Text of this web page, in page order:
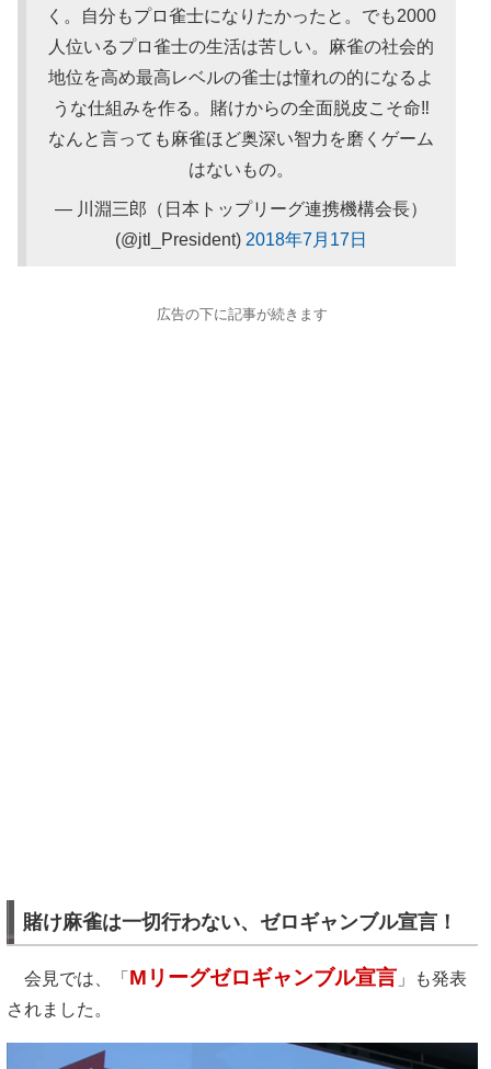
く。自分もプロ雀士になりたかったと。でも2000
人位いるプロ雀士の生活は苦しい。麻雀の社会的
地位を高め最高レベルの雀士は憧れの的になるよ
うな仕組みを作る。賭けからの全面脱皮こそ命‼️
なんと言っても麻雀ほど奥深い智力を磨くゲーム
はないもの。
— 川淵三郎（日本トップリーグ連携機構会長）
(@jtl_President) 2018年7月17日
広告の下に記事が続きます
賭け麻雀は一切行わない、ゼロギャンブル宣言！
会見では、「 Mリーグゼロギャンブル宣言 」も発表
されました。